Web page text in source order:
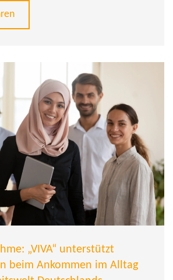
„VIVA“ unterstützt
beim Ankommen im Alltag